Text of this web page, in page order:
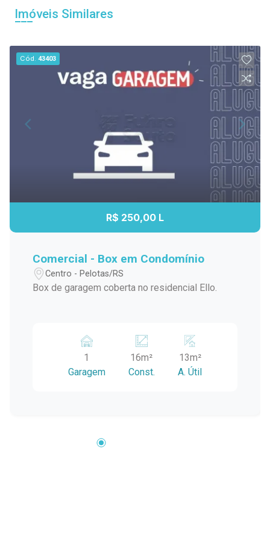
Imóveis Similares
Cód.43403
R$ 250,00 L
Comercial - Box em Condomínio
Centro - Pelotas/RS
Box de garagem coberta no residencial Ello.
1
Garagem
16m²
Const.
13m²
A. Útil